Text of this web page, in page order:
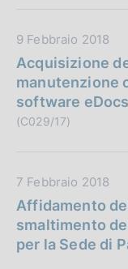
b
i
c
a
z
n
e
:
D
a
t
a
P
b
i
c
a
9 Febbraio 2018
Acquisizione
manutenzione
software
(C029/17)
D
a
t
a
7 Febbraio 2018
Affidamento
smaltimento
per la Sede di